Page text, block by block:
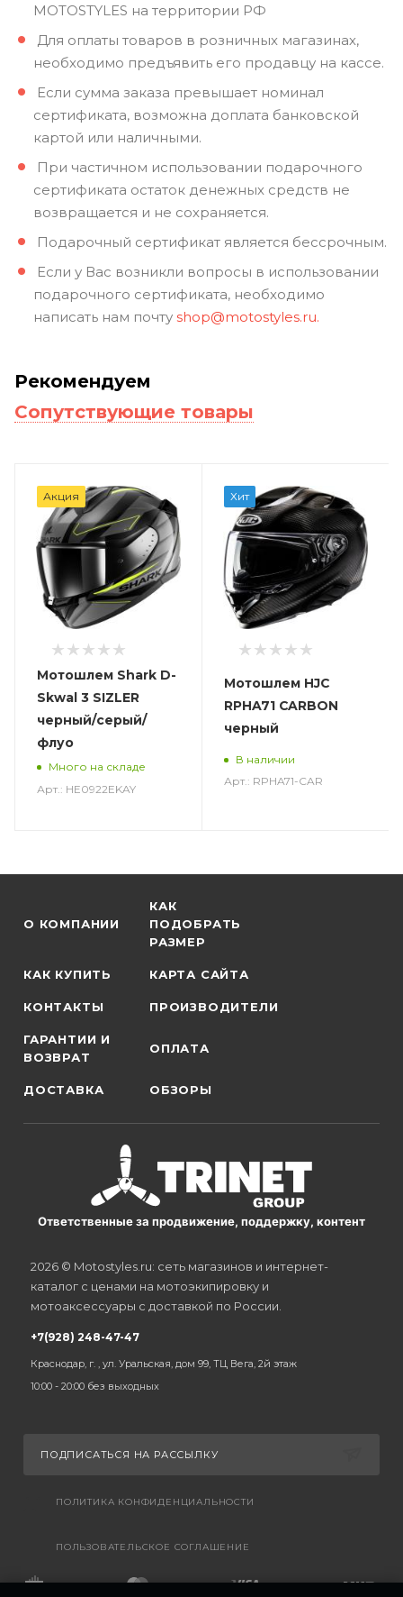
MOTOSTYLES на территории РФ
Для оплаты товаров в розничных магазинах,
необходимо предъявить его продавцу на кассе.
Если сумма заказа превышает номинал
сертификата, возможна доплата банковской
картой или наличными.
При частичном использовании подарочного
сертификата остаток денежных средств не
возвращается и не сохраняется.
Подарочный сертификат является бессрочным.
Если у Вас возникли вопросы в использовании
подарочного сертификата, необходимо
написать нам почту shop@motostyles.ru.
Рекомендуем
Сопутствующие товары
Акция
Мотошлем Shark D-
Skwal 3 SIZLER
черный/серый/
флуо
Много на складе
Арт.: HE0922EKAY
Хит
Мотошлем HJC
RPHA71 CARBON
черный
В наличии
Арт.: RPHA71-CAR
О КОМПАНИИ
КАК
ПОДОБРАТЬ
РАЗМЕР
КАК КУПИТЬ КАРТА САЙТА
КОНТАКТЫ ПРОИЗВОДИТЕЛИ
ГАРАНТИИ И
ВОЗВРАТ
ОПЛАТА
ДОСТАВКА ОБЗОРЫ
Ответственные за продвижение, поддержку, контент
2026 © Motostyles.ru: сеть магазинов и интернет-
каталог с ценами на мотоэкипировку и
мотоаксессуары с доставкой по России.
+7(928) 248-47-47
Краснодар, г. , ул. Уральская, дом 99, ТЦ Вега, 2й этаж
10:00 - 20:00 без выходных
ПОДПИСАТЬСЯ НА РАССЫЛКУ
ПОЛИТИКА КОНФИДЕНЦИАЛЬНОСТИ
ПОЛЬЗОВАТЕЛЬСКОЕ СОГЛАШЕНИЕ